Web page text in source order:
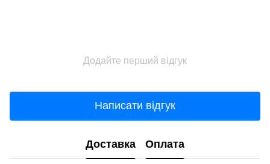
Додайте перший відгук
Написати відгук
Доставка Оплата